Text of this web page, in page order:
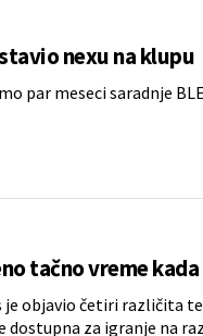
nexu na klupu
par meseci saradnje
tačno vreme kada
je objavio četiri različita
dostupna za igranje na